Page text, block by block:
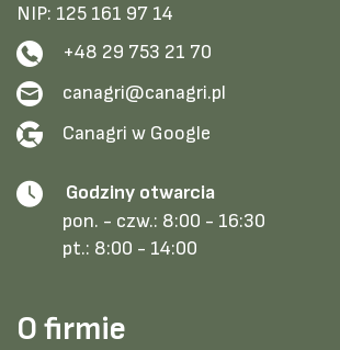
NIP: 125 161 97 14
+48 29 753 21 70
canagri@canagri.pl
Canagri w Google
Godziny otwarcia
pon. - czw.: 8:00 - 16:30
pt.: 8:00 - 14:00
O firmie